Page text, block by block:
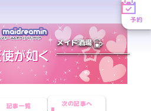
予約
メイド酒場
記事一覧 次の記事へ